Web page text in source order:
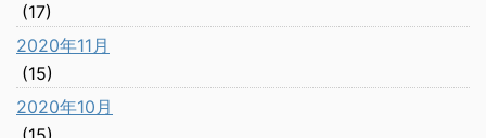
(17)
2020年11月
(15)
2020年10月